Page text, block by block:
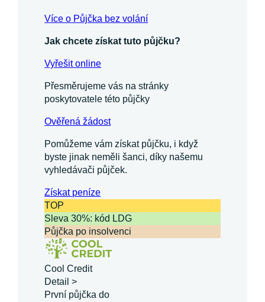
Více o Půjčka bez volání
Jak chcete získat tuto půjčku?
Vyřešit online
Přesměrujeme vás na stránky
poskytovatele této půjčky
Ověřená žádost
Pomůžeme vám získat půjčku, i když
byste jinak neměli šanci, díky našemu
vyhledávači půjček.
Získatpeníze
TOP
Sleva 30%: kód LDG
Půjčka po insolvenci
Cool Credit
Detail >
První půjčka do